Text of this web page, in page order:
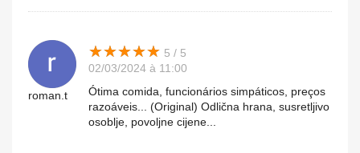
roman.t
★★★★★
★★★★★ 5 / 5
02/03/2024 à 11:00
Ótima comida, funcionários simpáticos, preços
razoáveis... (Original) Odlična hrana, susretljivo
osoblje, povoljne cijene...